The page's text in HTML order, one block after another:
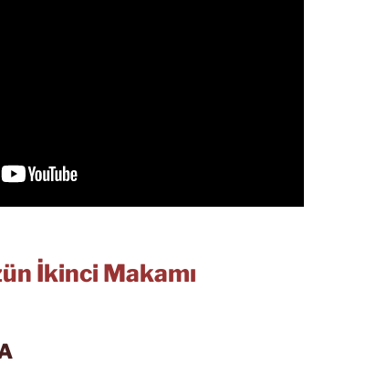
İkinci Makamı